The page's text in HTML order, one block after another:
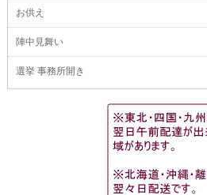
お供え
陣中見舞い
選挙 事務所開き